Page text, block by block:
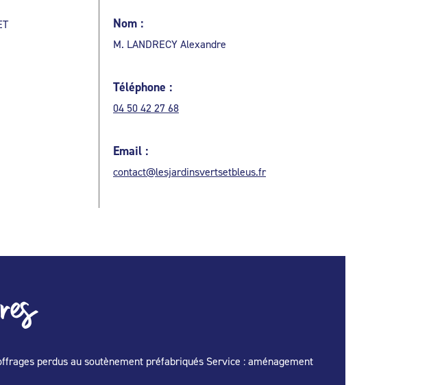
Nom :
M. LANDRECY Alexandre
Téléphone :
04 50 42 27 68
Email :
contact@lesjardinsvertsetbleus.fr
perdus au soutènement préfabriqués Service : aménagement